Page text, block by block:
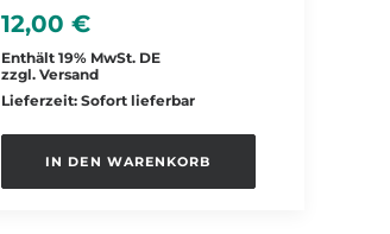
12,00 €
Enthält 19% MwSt. DE
zzgl. Versand
Lieferzeit: Sofort lieferbar
IN DEN WARENKORB